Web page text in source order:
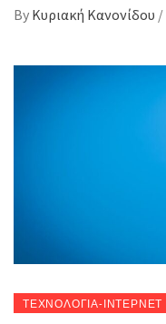
By Κυριακή Κανονίδου /
ΤΕΧΝΟΛΟΓΙΑ-ΙΝΤΕΡΝΕΤ